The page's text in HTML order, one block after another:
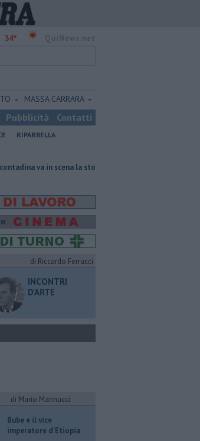
34°
MASSA CARRARA
Pubblicità Contatti
RIPARBELLA
la storia Pacini, "siamo ai supplementari, per
di Riccardo Ferrucci
INCONTRI
D'ARTE
di Mario Mannucci
​Bube e il vice
imperatore d'Etiopia